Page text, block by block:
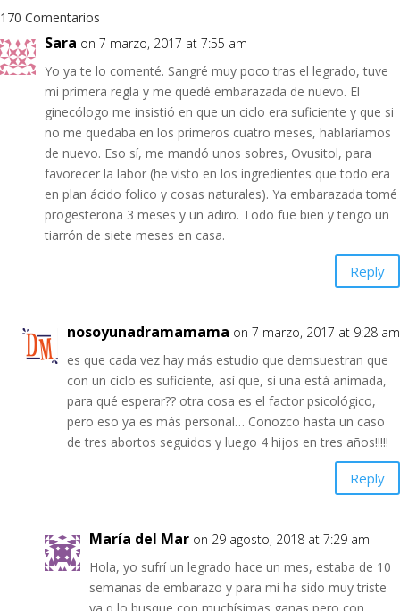
170 Comentarios
Sara on 7 marzo, 2017 at 7:55 am
Yo ya te lo comenté. Sangré muy poco tras el legrado, tuve
mi primera regla y me quedé embarazada de nuevo. El
ginecólogo me insistió en que un ciclo era suficiente y que si
no me quedaba en los primeros cuatro meses, hablaríamos
de nuevo. Eso sí, me mandó unos sobres, Ovusitol, para
favorecer la labor (he visto en los ingredientes que todo era
en plan ácido folico y cosas naturales). Ya embarazada tomé
progesterona 3 meses y un adiro. Todo fue bien y tengo un
tiarrón de siete meses en casa.
Reply
nosoyunadramamama on 7 marzo, 2017 at 9:28 am
es que cada vez hay más estudio que demsuestran que
con un ciclo es suficiente, así que, si una está animada,
para qué esperar?? otra cosa es el factor psicológico,
pero eso ya es más personal… Conozco hasta un caso
de tres abortos seguidos y luego 4 hijos en tres años!!!!!
Reply
María del Mar on 29 agosto, 2018 at 7:29 am
Hola, yo sufrí un legrado hace un mes, estaba de 10
semanas de embarazo y para mi ha sido muy triste